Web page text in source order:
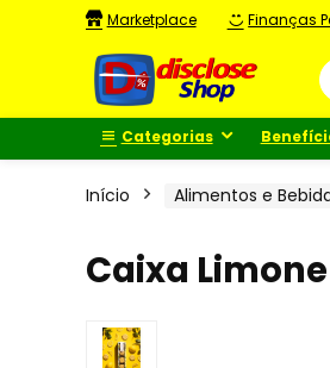
Marketplace Finanças
Categorias
Início Alimentos e
Caixa